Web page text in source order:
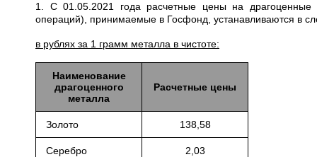
1. С 01.05.2021 года расчетные цены на драгоценные
операций), принимаемые в Госфонд, устанавливаются в
в рублях за 1 грамм металла в чистоте:
Наименование
драгоценного
металла
Расчетные цены
Золото 138,58
Серебро 2,03